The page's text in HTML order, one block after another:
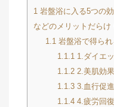
1 岩盤浴に入る5つの
などのメリットだらけ
1.1岩盤浴で得られ
1.1.11.ダイエ
1.1.22.美肌効果
1.1.33.血行促
1.1.44.疲労回